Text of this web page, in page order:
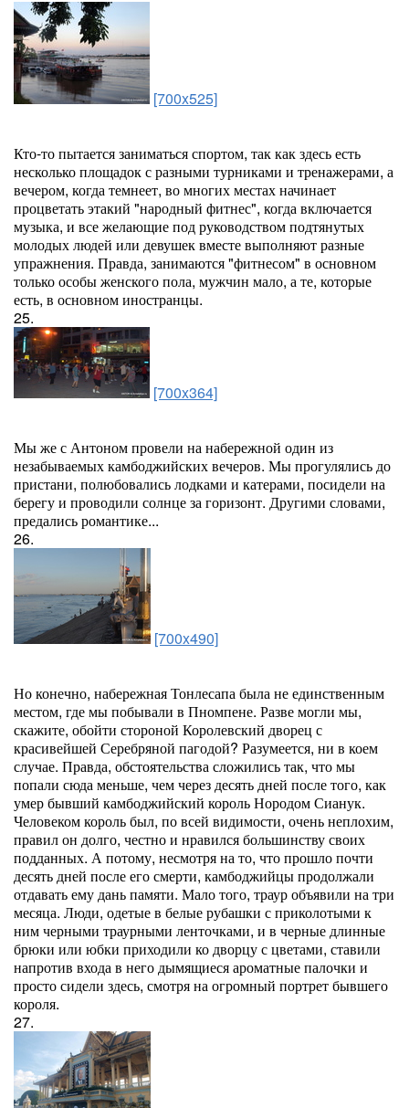
[700x525]
Кто-то пытается заниматься спортом, так как здесь есть
несколько площадок с разными турниками и тренажерами, а
вечером, когда темнеет, во многих местах начинает
процветать этакий "народный фитнес", когда включается
музыка, и все желающие под руководством подтянутых
молодых людей или девушек вместе выполняют разные
упражнения. Правда, занимаются "фитнесом" в основном
только особы женского пола, мужчин мало, а те, которые
есть, в основном иностранцы.
25.
[700x364]
Мы же с Антоном провели на набережной один из
незабываемых камбоджийских вечеров. Мы прогулялись до
пристани, полюбовались лодками и катерами, посидели на
берегу и проводили солнце за горизонт. Другими словами,
предались романтике...
26.
[700x490]
Но конечно, набережная Тонлесапа была не единственным
местом, где мы побывали в Пномпене. Разве могли мы,
скажите, обойти стороной Королевский дворец с
красивейшей Серебряной пагодой? Разумеется, ни в коем
случае. Правда, обстоятельства сложились так, что мы
попали сюда меньше, чем через десять дней после того, как
умер бывший камбоджийский король Нородом Сианук.
Человеком король был, по всей видимости, очень неплохим,
правил он долго, честно и нравился большинству своих
подданных. А потому, несмотря на то, что прошло почти
десять дней после его смерти, камбоджийцы продолжали
отдавать ему дань памяти. Мало того, траур объявили на три
месяца. Люди, одетые в белые рубашки с приколотыми к
ним черными траурными ленточками, и в черные длинные
брюки или юбки приходили ко дворцу с цветами, ставили
напротив входа в него дымящиеся ароматные палочки и
просто сидели здесь, смотря на огромный портрет бывшего
короля.
27.